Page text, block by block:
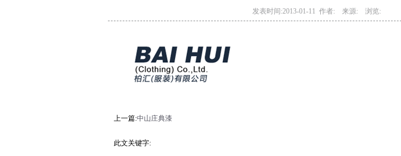
发表时间:2013-01-11 作者: 来源: 浏览:
上一篇:中山庄典漆
此文关键字: